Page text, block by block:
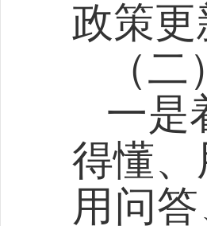
政策
（
一是
得懂
用问